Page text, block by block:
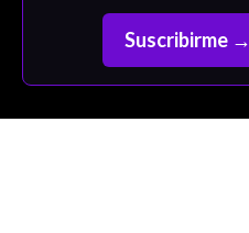
Suscribirme →